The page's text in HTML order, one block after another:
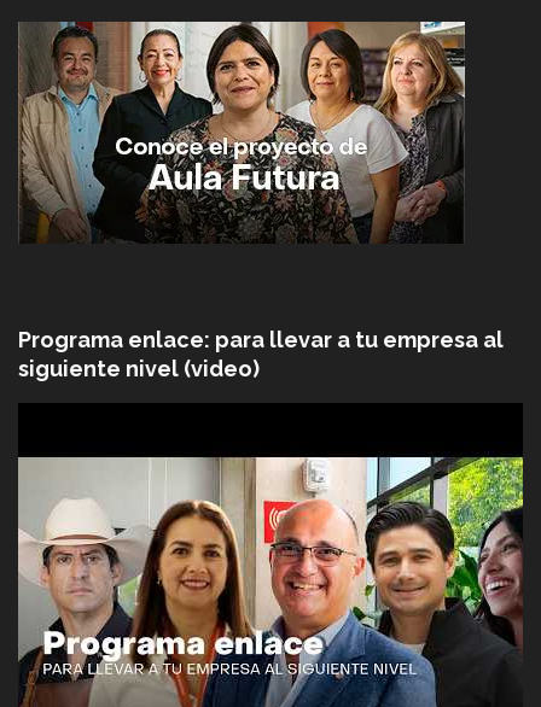
Programa enlace: para llevar a tu empresa al
siguiente nivel (video)